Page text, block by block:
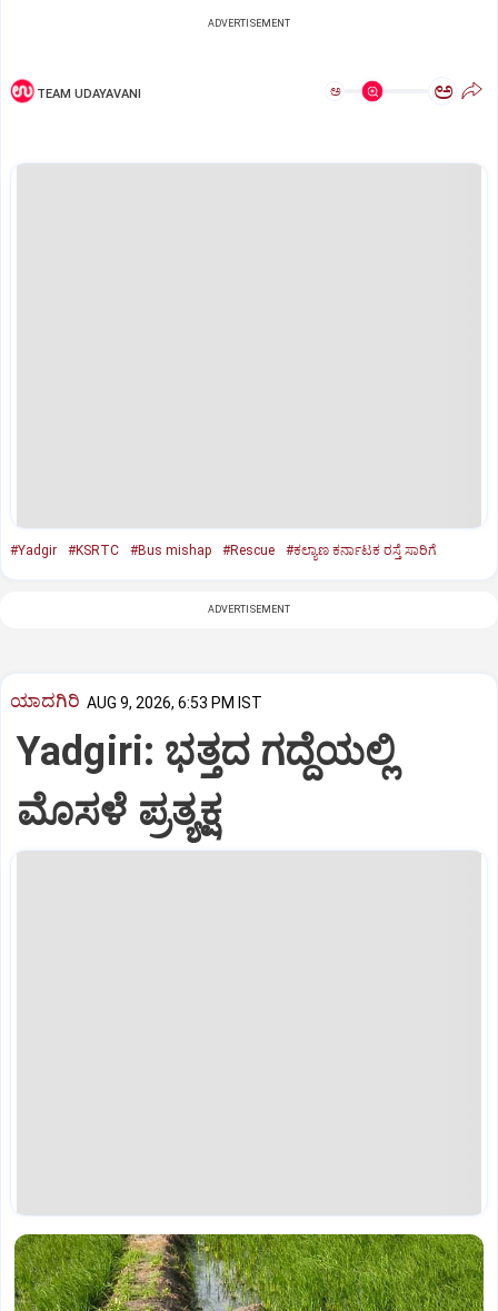
ADVERTISEMENT
TEAM UDAYAVANI ಅ ಅ
#Yadgir #KSRTC #Bus mishap #Rescue #ಕಲ್ಯಾಣ ಕರ್ನಾಟಕ ರಸ್ತೆ ಸಾರಿಗೆ
ADVERTISEMENT
ಯಾದಗಿರಿ AUG 9, 2026, 6:53 PM IST
Yadgiri: ಭತ್ತದ ಗದ್ದೆಯಲ್ಲಿ
ಮೊಸಳೆ ಪ್ರತ್ಯಕ್ಷ